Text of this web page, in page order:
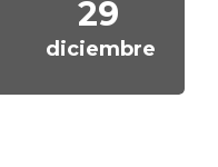
29
diciembre